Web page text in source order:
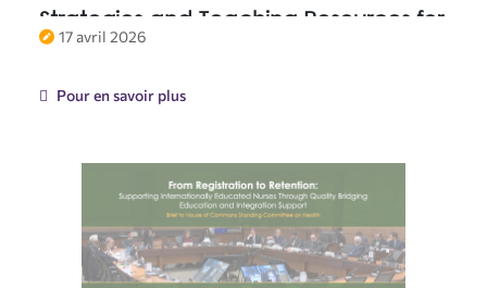
Strategies and Teaching Resources for
Nurse Educators
17 avril 2026
Pour en savoir plus